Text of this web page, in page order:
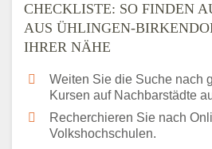
CHECKLISTE: SO FINDEN
AUS ÜHLINGEN-
IHRER NÄHE
Weiten Sie die Suche nach
Kursen auf Nachbarstädte
Recherchieren Sie nach
Volkshochschulen.